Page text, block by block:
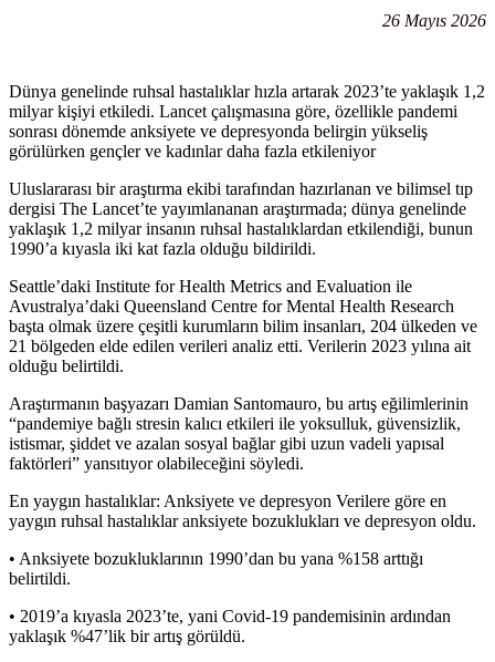
26 Mayıs 2026
Dünya genelinde ruhsal hastalıklar hızla artarak 2023’te yaklaşık 1,2
milyar kişiyi etkiledi. Lancet çalışmasına göre, özellikle pandemi
sonrası dönemde anksiyete ve depresyonda belirgin yükseliş
görülürken gençler ve kadınlar daha fazla etkileniyor
Uluslararası bir araştırma ekibi tarafından hazırlanan ve bilimsel tıp
dergisi The Lancet’te yayımlananan araştırmada; dünya genelinde
yaklaşık 1,2 milyar insanın ruhsal hastalıklardan etkilendiği, bunun
1990’a kıyasla iki kat fazla olduğu bildirildi.
Seattle’daki Institute for Health Metrics and Evaluation ile
Avustralya’daki Queensland Centre for Mental Health Research
başta olmak üzere çeşitli kurumların bilim insanları, 204 ülkeden ve
21 bölgeden elde edilen verileri analiz etti. Verilerin 2023 yılına ait
olduğu belirtildi.
Araştırmanın başyazarı Damian Santomauro, bu artış eğilimlerinin
“pandemiye bağlı stresin kalıcı etkileri ile yoksulluk, güvensizlik,
istismar, şiddet ve azalan sosyal bağlar gibi uzun vadeli yapısal
faktörleri” yansıtıyor olabileceğini söyledi.
En yaygın hastalıklar: Anksiyete ve depresyon Verilere göre en
yaygın ruhsal hastalıklar anksiyete bozuklukları ve depresyon oldu.
• Anksiyete bozukluklarının 1990’dan bu yana %158 arttığı
belirtildi.
• 2019’a kıyasla 2023’te, yani Covid-19 pandemisinin ardından
yaklaşık %47’lik bir artış görüldü.